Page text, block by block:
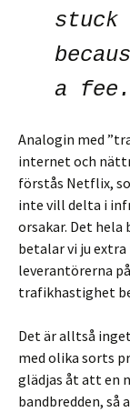
stuck
a fee.
Analogin med
internet och
förstås Netflix,
inte vill delta i
orsakar. Det
betalar vi ju
leverantörerna
trafikhastighet
Det är alltså
med olika sorts
glädjas åt att en
bandbredden,